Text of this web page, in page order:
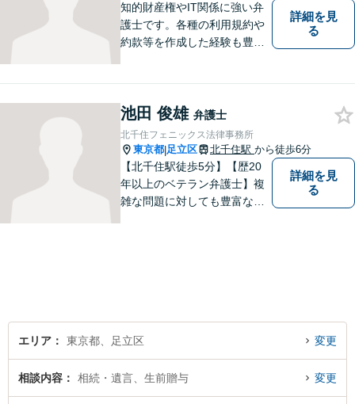
知的財産権やIT関係に強い弁
護士です。各種の利用規約や
約款等を作成した経験も豊富
ット上での誹謗中傷対策も得
意です。
詳細を見
る
池田 俊雄 弁護士
北千住フェニックス法律事務所
東京都|足立区 北千住駅 から徒歩6分
【北千住駅徒歩5分】【歴20
年以上のベテラン弁護士】複
雑な問題に対しても豊富な経
詳細を見
る
エリア 東京都、足立区 変更
相談内容 相続・遺言、生前贈与 変更